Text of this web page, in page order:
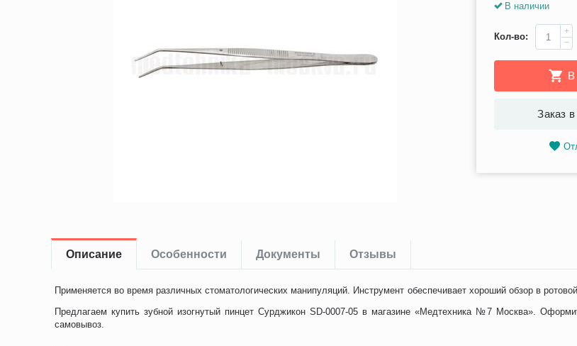
В наличии
Кол-во:
+
−
В
Заказ
Описание Особенности Документы Отзывы
Применяется во время различных стоматологических манипуляций. Инструмент обеспечивает хороший обзор в
Предлагаем купить зубной изогнутый пинцет Сурджикон SD-0007-05 в магазине «Медтехника №7 Москва».
самовывоз.